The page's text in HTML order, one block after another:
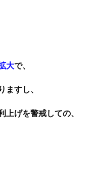
大で、
すし、
げを警戒しての、